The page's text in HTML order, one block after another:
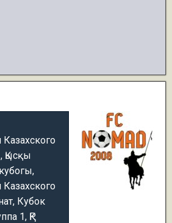
Казахского
Қысқы
Казахского
Кубок
1, ҚР